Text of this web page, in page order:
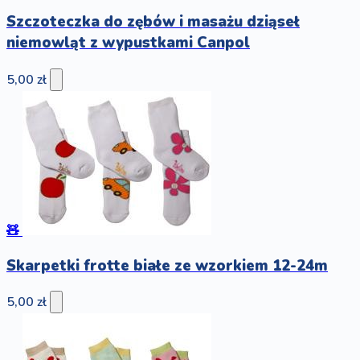
Szczoteczka do zębów i masażu dziąseł
niemowląt z wypustkami Canpol
5,00 zł
🧸
Skarpetki frotte białe ze wzorkiem 12-24m
5,00 zł